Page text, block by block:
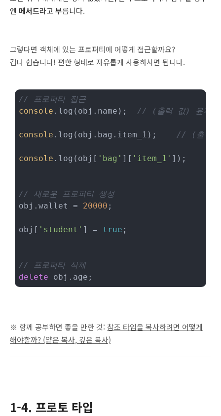
엔 메서드라고 부릅니다.
그렇다면 객체에 있는 프로퍼티에 어떻게 접근할까요?
겁나 쉽습니다! 편한 형태로 자유롭게 사용하시면 됩니다.
// 프로퍼티 접근
console
// (출력 값) 윤자이
console // (출력
console .log(obj[ 'bag' ][ 'item_1'
// 새로운 프로퍼티 생성
obj.wallet = 20000 ;
obj[ 'student' ] = true ;
// 프로퍼티 삭제
delete obj.age;
※ 함께 공부하면 좋을 만한 것: 참조 타입을 복사하려면 어떻게
해야할까? (얕은 복사, 깊은 복사)
1-4. 프로토 타입